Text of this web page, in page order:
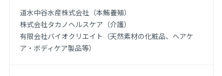
道水中谷水産株式会社（本鮪養殖）
株式会社タカノヘルスケア（介護）
有限会社バイオクリエイト（天然素材の化粧品、ヘアケ
ア・ボディケア製品等）